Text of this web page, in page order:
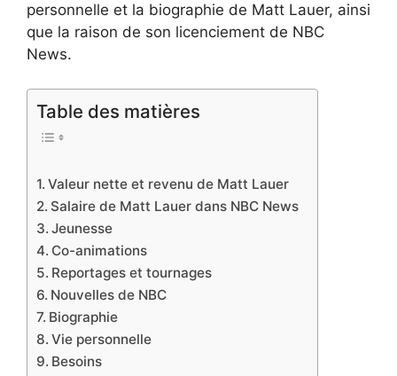
personnelle et la biographie de Matt Lauer, ainsi
que la raison de son licenciement de NBC
News.
Table des matières
Valeur nette et revenu de Matt Lauer
Salaire de Matt Lauer dans NBC News
Jeunesse
Co-animations
Reportages et tournages
Nouvelles de NBC
Biographie
Vie personnelle
Besoins